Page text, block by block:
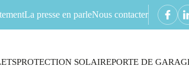
La presse en parleNous contacter
PROTECTION SOLAIREPORTE DE